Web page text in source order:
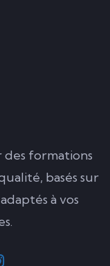
des formations
basés sur
à vos